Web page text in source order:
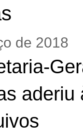
de 2018
aderiu